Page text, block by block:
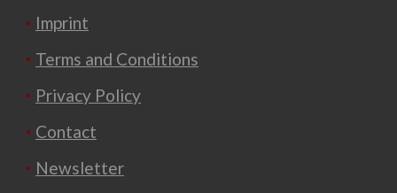
Imprint
Terms and Conditions
Privacy Policy
Contact
Newsletter